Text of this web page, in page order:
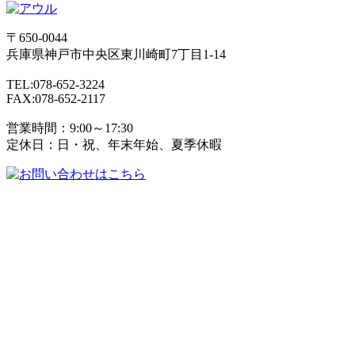
〒650-0044
兵庫県神戸市中央区東川崎町7丁目1-14
TEL:078-652-3224
FAX:078-652-2117
営業時間：9:00～17:30
定休日：日・祝、年末年始、夏季休暇